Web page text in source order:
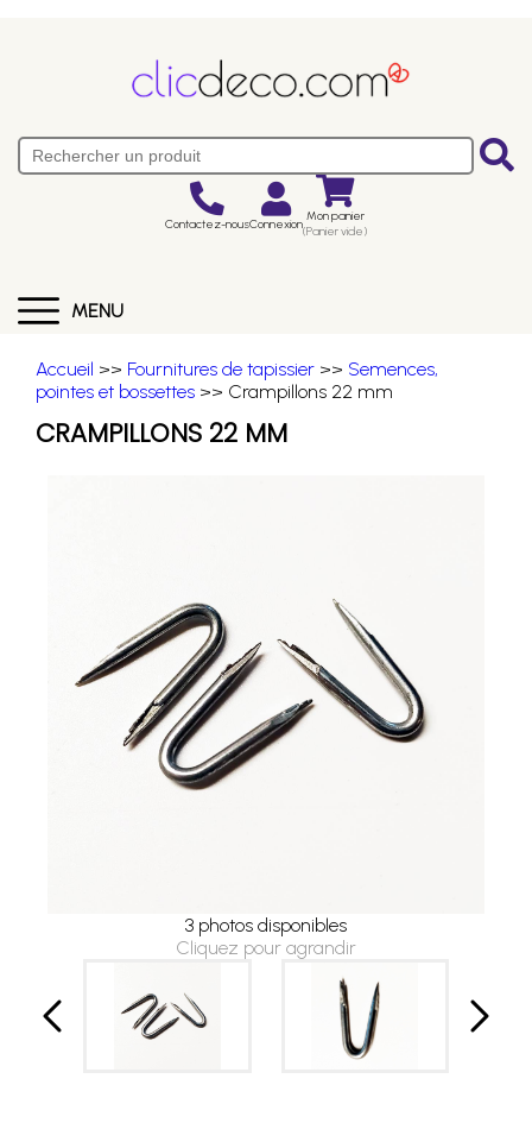
Contactez-nousConnexion Mon panier
(Panier vide)
MENU
Accueil >> Fournitures de tapissier >> Semences,
pointes et bossettes >> Crampillons 22 mm
CRAMPILLONS 22 MM
3 photos disponibles
Cliquez pour agrandir